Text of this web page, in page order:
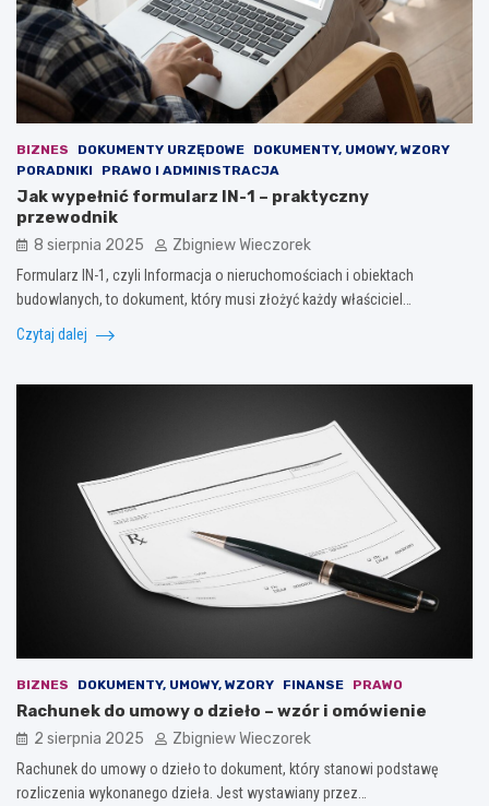
BIZNES DOKUMENTY URZĘDOWE
DOKUMENTY, UMOWY, WZORY
PORADNIKI
PRAWO I ADMINISTRACJA
Jak wypełnić formularz IN-1 – praktyczny
przewodnik
8 sierpnia 2025 Zbigniew Wieczorek
Formularz IN-1, czyli Informacja o nieruchomościach i obiektach
budowlanych, to dokument, który musi złożyć każdy właściciel…
Czytaj dalej
BIZNES DOKUMENTY, UMOWY, WZORY FINANSE PRAWO
Rachunek do umowy o dzieło – wzór i omówienie
2 sierpnia 2025 Zbigniew Wieczorek
Rachunek do umowy o dzieło to dokument, który stanowi podstawę
rozliczenia wykonanego dzieła. Jest wystawiany przez…